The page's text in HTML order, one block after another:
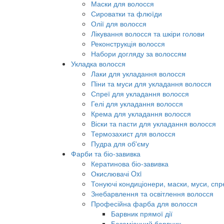
Маски для волосся
Сироватки та флюїди
Олії для волосся
Лікування волосся та шкіри голови
Реконструкція волосся
Набори догляду за волоссям
Укладка волосся
Лаки для укладання волосся
Піни та муси для укладання волосся
Спреї для укладання волосся
Гелі для укладання волосся
Крема для укладання волосся
Віски та пасти для укладання волосся
Термозахист для волосся
Пудра для об'єму
Фарби та біо-завивка
Кератинова біо-завивка
Окислювачі Oxi
Тонуючі кондиціонери, маски, муси,
Знебарвлення та освітлення волосся
Професійна фарба для волосся
Барвник прямої дії